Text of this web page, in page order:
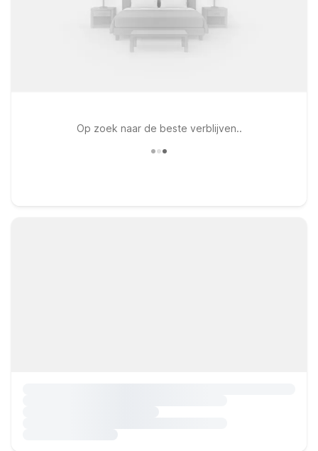
Op zoek naar de beste verblijven..